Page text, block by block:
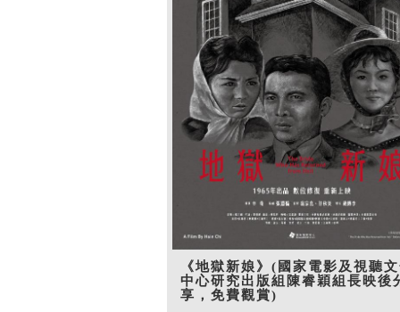
《地獄新娘》(國家電影及視聽
中心研究出版組陳睿穎組長映後
享，免費觀賞)